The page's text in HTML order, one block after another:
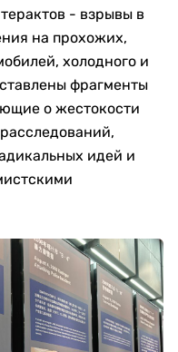
- взрывы в
на прохожих,
холодного и
фрагменты
о жестокости
идей и